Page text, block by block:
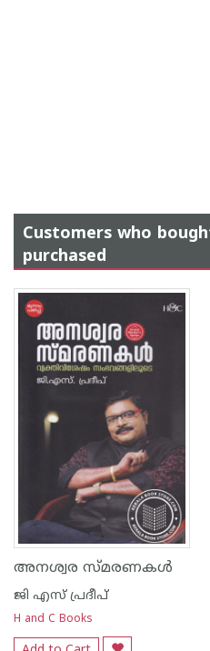
Customers who
purchased
അനശ്വര സ്മരണകള്‍
ജി എസ്‌ പ്രദീപ്‌
H and C Books